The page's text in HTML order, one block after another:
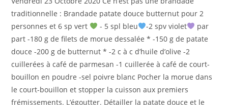
publication :
traditionnelle : Brandade patate douce butternut pour 2
personnes et 6 sp vert
- 5 spl bleu -2 spv violet
par
part -180 g de filets de morue dessalée * -150 g de patate
douce -200 g de butternut * -2 c à c d’huile d’olive -2
cuillerées à café de parmesan -1 cuillerée à café de court-
bouillon en poudre -sel poivre blanc Pocher la morue dans
le court-bouillon et stopper la cuisson aux premiers
frémissements. L’égoutter. Détailler la patate douce et le